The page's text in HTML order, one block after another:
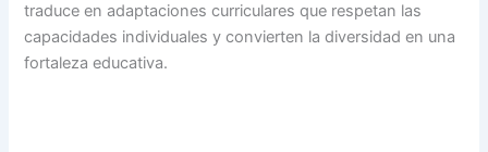
traduce en adaptaciones curriculares que respetan las
capacidades individuales y convierten la diversidad en una
fortaleza educativa.